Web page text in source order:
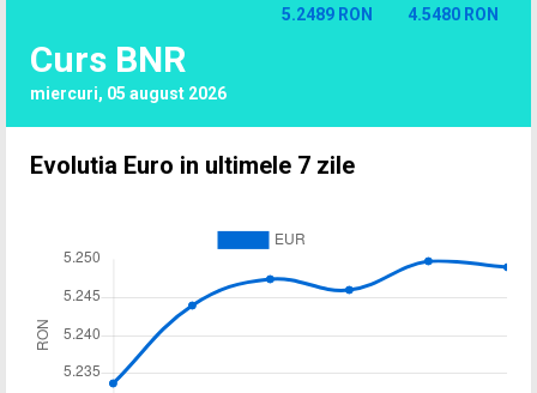
Curs BNR
miercuri, 05 august 2026
5.2489 RON 4.5480 RON
Evolutia Euro in ultimele 7 zile